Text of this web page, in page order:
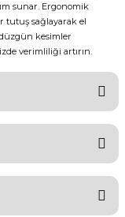
sunar. Ergonomik
tutuş sağlayarak el
kesimler
verimliliği artırın.